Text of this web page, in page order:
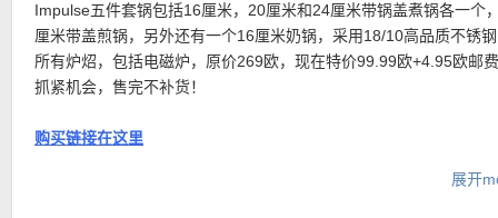
热卖商品推荐：
• Zwilling Neo 双立人锅具五件套 只要149.99欧+50欧优惠码仅
Impulse五件套锅包括16厘米，20厘米和24厘米带锅盖煮锅各一个
厘米带盖煎锅，另外还有一个16厘米奶锅，采用18/10高品质不锈
所有炉炤，包括电磁炉，原价269欧，现在特价99.99欧+4.95欧邮
抓紧机会，售完不补货！
购买链接在这里
展开